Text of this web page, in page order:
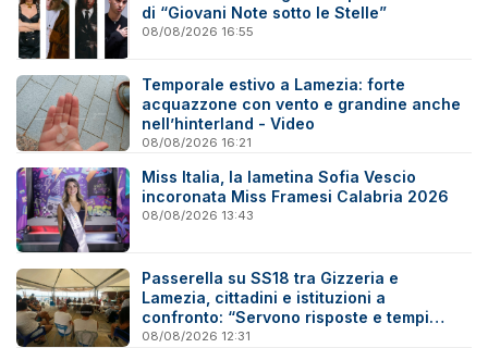
di “Giovani Note sotto le Stelle”
08/08/2026 16:55
Temporale estivo a Lamezia: forte
acquazzone con vento e grandine anche
nell’hinterland - Video
08/08/2026 16:21
Miss Italia, la lametina Sofia Vescio
incoronata Miss Framesi Calabria 2026
08/08/2026 13:43
Passerella su SS18 tra Gizzeria e
Lamezia, cittadini e istituzioni a
confronto: “Servono risposte e tempi
certi”
08/08/2026 12:31